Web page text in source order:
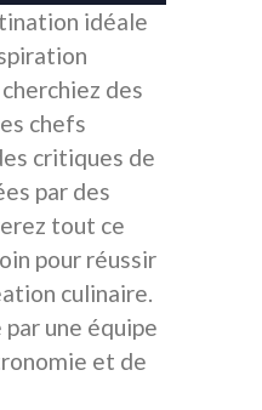
idéale
des
chefs
critiques de
par des
tout ce
pour réussir
culinaire.
une équipe
et de